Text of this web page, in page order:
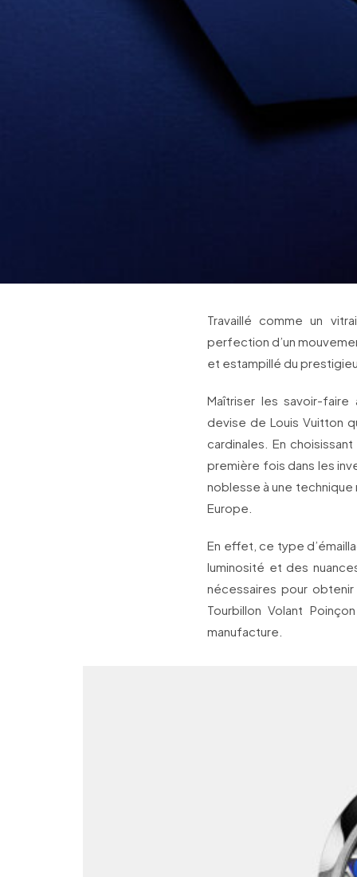
Travaillé comme un
perfection d’un
et estampillé du
Maîtriser les savoir-faire
devise de Louis Vuitton
cardinales. En
première fois dans les
noblesse à une
Europe.
En effet, ce type
luminosité et des
nécessaires pour
Tourbillon Volant
manufacture.